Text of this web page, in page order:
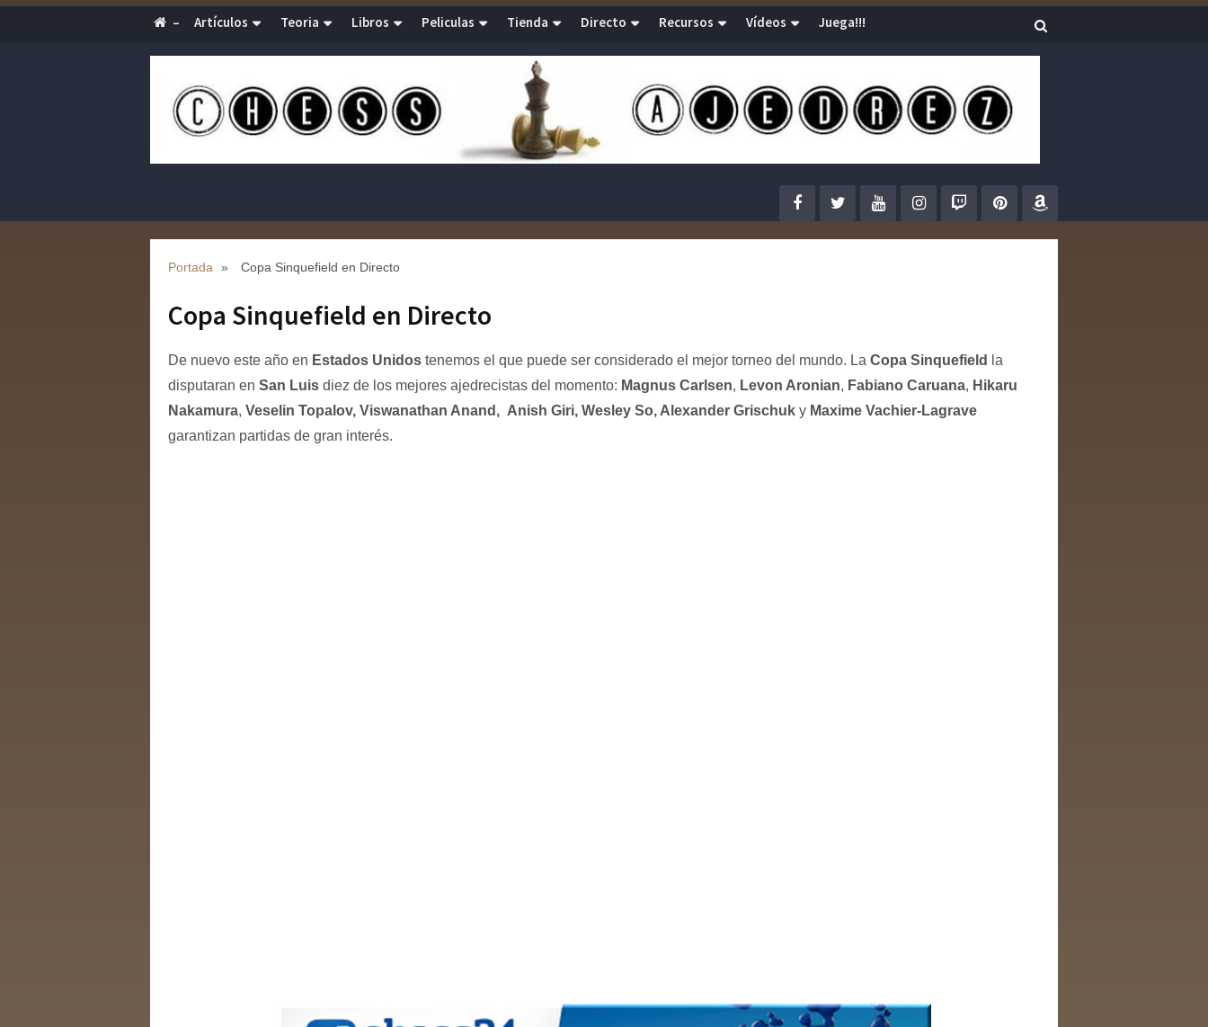
– Artículos Teoria Libros Peliculas Tienda Directo Recursos Vídeos Juega!!!
Portada » Copa Sinquefield en Directo
Copa Sinquefield en Directo
De nuevo este año en Estados Unidos tenemos el que puede ser considerado el mejor torneo del mundo. La Copa Sinquefield
la
disputaran en San Luis diez de los mejores ajedrecistas del momento: Magnus Carlsen, Levon Aronian, Fabiano Caruana, Hikaru
Nakamura, Veselin Topalov, Viswanathan Anand, Anish Giri, Wesley So, Alexander Grischuk y Maxime Vachier-Lagrave
garantizan partidas de gran interés.